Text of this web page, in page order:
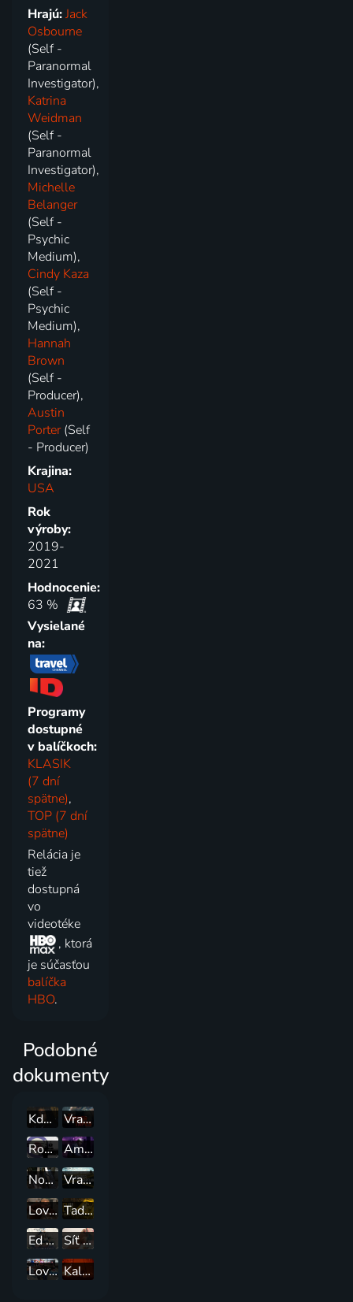
Hrajú:Jack
Osbourne
(Self -
Paranormal
Investigator),
Katrina
Weidman
(Self -
Paranormal
Investigator),
Michelle
Belanger
(Self -
Psychic
Medium),
Cindy Kaza
(Self -
Psychic
Medium),
Hannah
Brown
(Self -
Producer),
Austin
Porter(Self
- Producer)
Krajina:
USA
Rok
výroby:
2019-
2021
Hodnocenie:
63 %
Vysielané
na:
Programy
dostupné
v balíčkoch:
KLASIK
(7 dní
spätne),
TOP (7 dní
spätne)
Relácia je
tiež
dostupná
vo
videotéke
, ktorá
je súčasťou
balíčka
HBO.
Podobné
dokumenty
Kde se skrývá vražda
Vražedné nahrávky
Rození obchodníci
Americký detektiv s poručíkem Joe Kendou
Noční policejní zásahy
Vražda v srdci země
Lovci odpadu: Restaurátoři
Tady žije ďábel: Stíny smrti
Ed Stafford: První z kola ven
Síť lží
Lovci odpadu
Kalifornští hasiči